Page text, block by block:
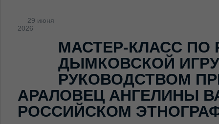
29 июня
2026
МАСТЕР-КЛАСС ПО
ДЫМКОВСКОЙ
РУКОВОДСТВОМ
АРАЛОВЕЦ АНГЕЛИНЫ
РОССИЙСКОМ